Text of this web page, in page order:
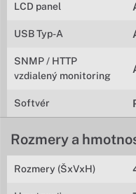
LCD panel
USB Typ-A
SNMP / HTTP
vzdialený monitoring
Softvér
Rozmery a
Rozmery (ŠxVxH)